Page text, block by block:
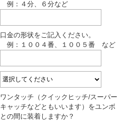
例：４分、６分など
口金の形状をご記入ください。
例：１００４番、１００５番 など
ワンタッチ（クイックヒッチ/スーパー
キャッチなどともいいます）をユンボ
との間に装着しますか？